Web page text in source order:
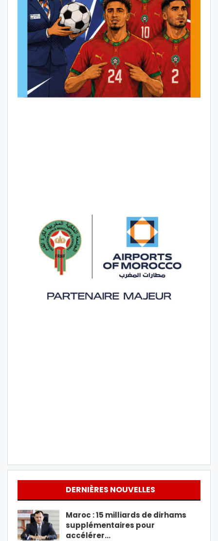
DERNIÈRES NOUVELLES
Maroc : 15 milliards de dirhams
supplémentaires pour
accélérer…